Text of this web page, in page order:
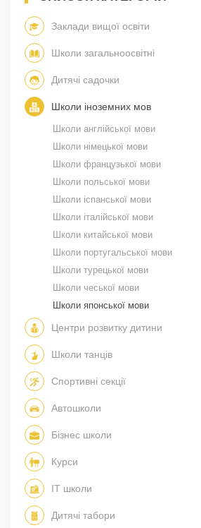
Заклади вищої освіти
Школи загальноосвітні
Дитячі садочки
Школи іноземних мов
Школи англійської мови
Школи німецької мови
Школи французької мови
Школи польської мови
Школи іспанської мови
Школи італійської мови
Школи китайської мови
Школи португальської мови
Школи турецької мови
Школи чеської мови
Школи японської мови
Центри розвитку дитини
Школи танців
Спортивні секції
Автошколи
Бізнес школи
Курси
IT школи
Дитячі табори